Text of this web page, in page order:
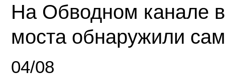
На Обводном канале
моста обнаружили
04/08